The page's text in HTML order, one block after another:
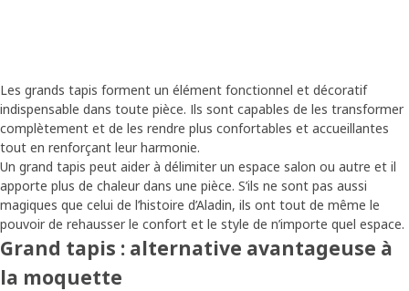
Les grands tapis forment un élément fonctionnel et décoratif
indispensable dans toute pièce. Ils sont capables de les transformer
complètement et de les rendre plus confortables et accueillantes
tout en renforçant leur harmonie.
Un grand tapis peut aider à délimiter un espace salon ou autre et il
apporte plus de chaleur dans une pièce. S’ils ne sont pas aussi
magiques que celui de l’histoire d’Aladin, ils ont tout de même le
pouvoir de rehausser le confort et le style de n’importe quel espace.
Grand tapis : alternative avantageuse à
la moquette